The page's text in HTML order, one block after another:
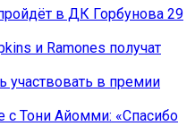
в ДК Горбунова 29
и Ramones получат
участвовать в премии
с Тони Айомми: «Спасибо